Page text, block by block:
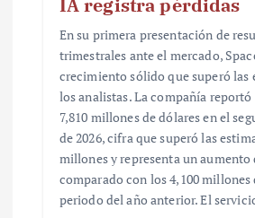
En su primera presentación de
trimestrales ante el mercado,
crecimiento sólido que superó las
los analistas. La compañía reportó
7,810 millones de dólares en el
de 2026, cifra que superó las
millones y representa un aumento
comparado con los 4,100 millones
periodo del año anterior. El